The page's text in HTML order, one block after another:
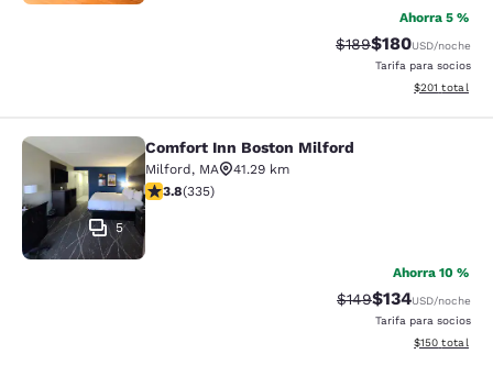
Ahorra 5 %
Precio tachado:
$189Precio con
$180USD/noche
Tarifa para socios
Ver detalles
$201 total
Comfort Inn Boston Milford
5
Comfort Inn Boston Milford
Milford, MA
41.29 km
calificación de 3.83 estrellas. Bueno. 335 reseñas
3.8(335)
Ahorra 10 %
Precio tachado:
$149Precio con
$134USD/noche
Tarifa para socios
Ver detalles
$150 total